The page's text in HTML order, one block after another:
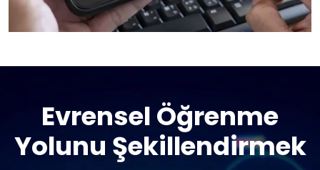
Evrensel Öğrenme
Yolunu Şekillendirmek